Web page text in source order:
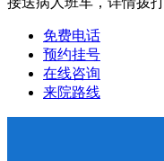
免费电话
预约挂号
在线咨询
来院路线